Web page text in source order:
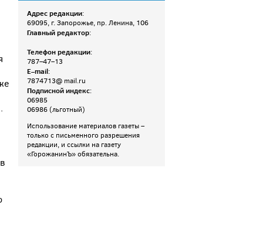
Адрес редакции:
69095, г. Запорожье, пр. Ленина, 106
Главный редактор:
Телефон редакции:
787–47–13
E–mail:
7874713@ mail.ru
Подписной индекс:
06985
06986 (льготный)
Использование материалов газеты –
только с письменного разрешения
редакции, и ссылки на газету
«ГорожанинЪ» обязательна.